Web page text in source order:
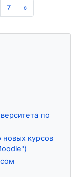
5 6
7Страница 7
»Следующая
по
новых курсов